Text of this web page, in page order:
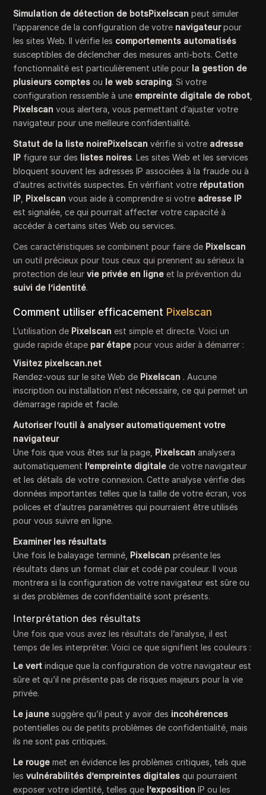
Simulation de détection de botsPixelscan peut simuler
l’apparence de la configuration de votre navigateurpour
les sites Web. Il vérifie les comportements automatisés
susceptibles de déclencher des mesures anti-bots. Cette
fonctionnalité est particulièrement utile pour la gestion de
plusieurs comptes ou le web scraping. Si votre
configuration ressemble à une empreinte digitale de robot
Pixelscan vous alertera, vous permettant d’ajuster votre
navigateur pour une meilleure confidentialité.
Statut de la liste noirePixelscan vérifie si votre adresse
IP figure sur des listes noires. Les sites Web et les services
bloquent souvent les adresses IP associées à la fraude ou à
d’autres activités suspectes. En vérifiant votre réputation
IP Pixelscan vous aide à comprendre si votre adresse IP
est signalée, ce qui pourrait affecter votre capacité à
accéder à certains sites Web ou services.
Ces caractéristiques se combinent pour faire de Pixelscan
un outil précieux pour tous ceux qui prennent au sérieux la
protection de leurvie privée en ligne et la prévention du
suivi de l’identité.
Comment utiliser efficacement Pixelscan
L’utilisation de Pixelscan est simple et directe. Voici un
guide rapide étape par étape pour vous aider à démarrer :
Visitez pixelscan.net
Rendez-vous sur le site Web de Pixelscan . Aucune
inscription ou installation n’est nécessaire, ce qui permet un
démarrage rapide et facile.
Autoriser l’outil à analyser automatiquement votre
navigateur
Une fois que vous êtes sur la page, Pixelscan analysera
automatiquement l’empreinte digitale de votre navigateur
et les détails de votre connexion. Cette analyse vérifie des
données importantes telles que la taille de votre écran, vos
polices et d’autres paramètres qui pourraient être utilisés
pour vous suivre en ligne.
Examiner les résultats
Une fois le balayage terminé, Pixelscan présente les
résultats dans un format clair et codé par couleur. Il vous
montrera si la configuration de votre navigateur est sûre ou
si des problèmes de confidentialité sont présents.
Interprétation des résultats
Une fois que vous avez les résultats de l’analyse, il est
temps de les interpréter. Voici ce que signifient les couleurs :
Le vert indique que la configuration de votre navigateur est
sûre et qu’il ne présente pas de risques majeurs pour la vie
privée.
Le jaune suggère qu’il peut y avoir des incohérences
potentielles ou de petits problèmes de confidentialité, mais
ils ne sont pas critiques.
Le rouge met en évidence les problèmes critiques, tels que
lesvulnérabilités d’empreintes digitales qui pourraient
exposer votre identité, telles que l’exposition IP ou les